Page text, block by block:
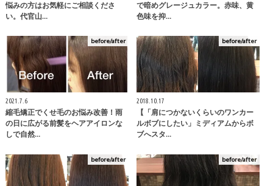
悩みの方はお気軽にご相談くださ
い。代官山…
で暗めグレージュカラー。赤味、黄
色味を抑…
before/after
2021.7.6
縮毛矯正でくせ毛のお悩み改善！雨
の日に広がる前髪をヘアアイロンな
しで自然…
before/after
2018.10.17
【「肩につかないくらいのワンカー
ルボブにしたい」ミディアムからボ
ブへスタ…
before/after before/after